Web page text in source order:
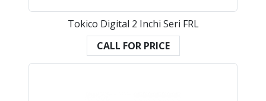
Tokico Digital 2 Inchi Seri FRL
CALL FOR PRICE